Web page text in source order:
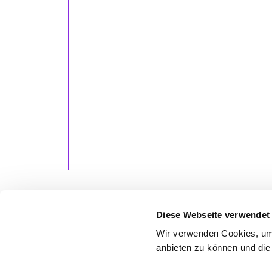
Diese Webseite
Wir verwenden Cookies,
anbieten zu können und